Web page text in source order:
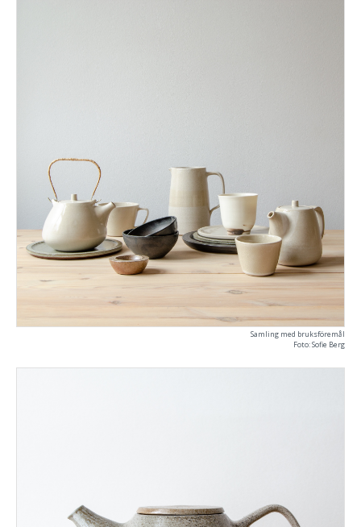
Samling med bruksföremål
Foto: Sofie Berg